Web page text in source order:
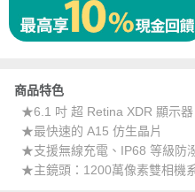
商品特色
★6.1 吋 超 Retina XDR 顯示器
★最快速的 A15 仿生晶片
★支援無線充電、IP68 等級防
★主鏡頭：1200萬像素雙相機